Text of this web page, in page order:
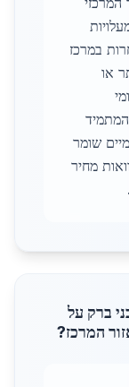
במרכז
או
המתמיד
שומר
מחיר
ברק על
המרכז?